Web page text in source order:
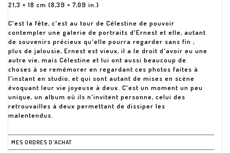
21,3 × 18 cm (8,39 × 7,09 in.)
C'est la fête, c'est au tour de Célestine de pouvoir
contempler une galerie de portraits d'Ernest et elle, autant
de souvenirs précieux qu'elle pourra regarder sans fin ;
plus de jalousie, Ernest est vieux, il a le droit d'avoir eu une
autre vie, mais Célestine et lui ont aussi beaucoup de
choses à se remémorer en regardant ces photos faites à
l'instant en studio, et qui sont autant de mises en scène
évoquant leur vie joyeuse à deux. C'est un moment un peu
unique, un album où ils n'invitent personne, celui des
retrouvailles à deux permettant de dissiper les
malentendus.
MES ORDRES D'ACHAT